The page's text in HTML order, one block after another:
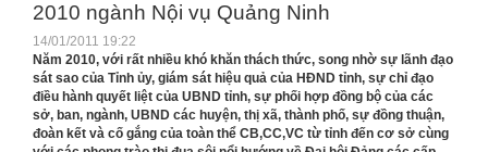
2010 ngành Nội vụ Quảng Ninh
14/01/2011 19:22
Năm 2010, với rất nhiều khó khăn thách thức, song nhờ sự lãnh đạo
sát sao của Tỉnh ủy, giám sát hiệu quả của HĐND tỉnh, sự chỉ đạo
điều hành quyết liệt của UBND tỉnh, sự phối hợp đồng bộ của các
sở, ban, ngành, UBND các huyện, thị xã, thành phố, sự đồng thuận,
đoàn kết và cố gắng của toàn thể CB,CC,VC từ tỉnh đến cơ sở cùng